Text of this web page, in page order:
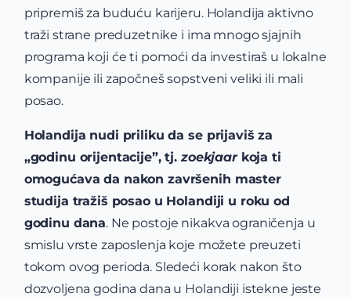
pripremiš za buduću karijeru. Holandija aktivno
traži strane preduzetnike i ima mnogo sjajnih
programa koji će ti pomoći da investiraš u lokalne
kompanije ili započneš sopstveni veliki ili mali
posao.
Holandija nudi priliku da se prijaviš za
„godinu orijentacije”, tj.zoekjaarkoja ti
omogućava da nakon završenih master
studija tražiš posao u Holandiji u roku od
godinu dana. Ne postoje nikakva ograničenja u
smislu vrste zaposlenja koje možete preuzeti
tokom ovog perioda. Sledeći korak nakon što
dozvoljena godina dana u Holandiji istekne jeste